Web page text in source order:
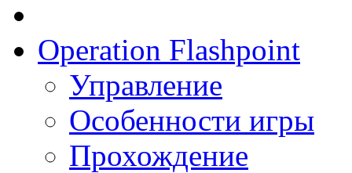
Operation Flashpoint
Управление
Особенности игры
Прохождение